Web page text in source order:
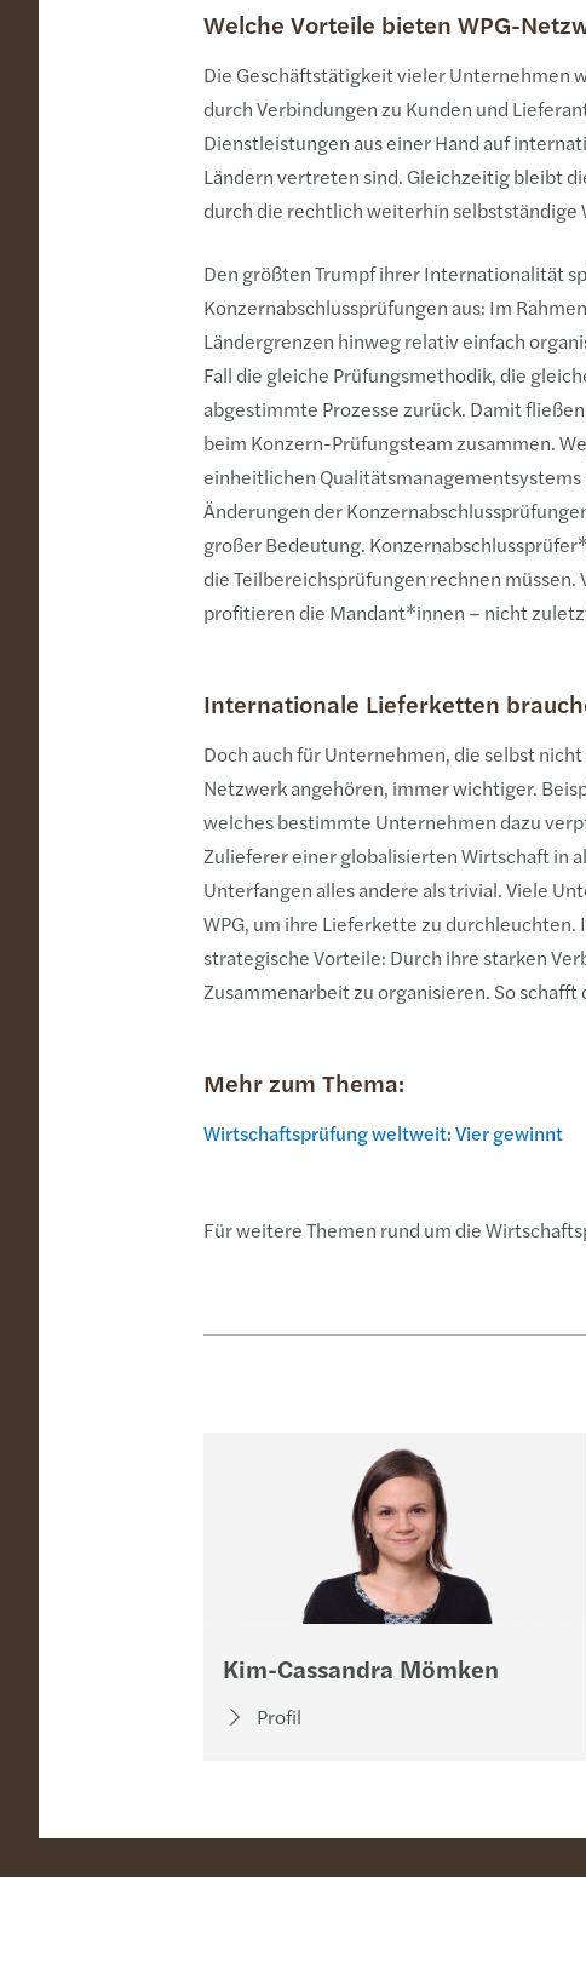
Welche Vorteile bieten WPG-
Die Geschäftstätigkeit vieler Unternehmen
durch Verbindungen zu Kunden und
Dienstleistungen aus einer Hand auf
Ländern vertreten sind. Gleichzeitig bleibt
durch die rechtlich weiterhin selbstständige
Den größten Trumpf ihrer Internationalität
Konzernabschlussprüfungen aus: Im
Ländergrenzen hinweg relativ einfach
Fall die gleiche Prüfungsmethodik, die
abgestimmte Prozesse zurück. Damit
beim Konzern-Prüfungsteam zusammen.
einheitlichen
Änderungen der
großer Bedeutung.
die Teilbereichsprüfungen rechnen
profitieren die Mandant*innen – nicht
Internationale Lieferketten
Doch auch für Unternehmen, die selbst
Netzwerk angehören, immer wichtiger.
welches bestimmte Unternehmen dazu
Zulieferer einer globalisierten Wirtschaft in
Unterfangen alles andere als trivial. Viele
WPG, um ihre Lieferkette zu
strategische Vorteile: Durch ihre starken
Zusammenarbeit zu organisieren. So
Mehr zum Thema:
Wirtschaftsprüfung weltweit: Vier gewinnt
Für weitere Themen rund um die
Kim-Cassandra Mömken
Profil